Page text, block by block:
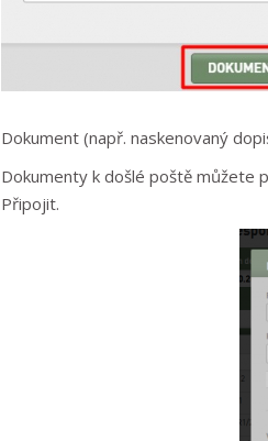
Dokument (např. naskenovaný
Dokumenty k došlé poště můžete
Připojit.